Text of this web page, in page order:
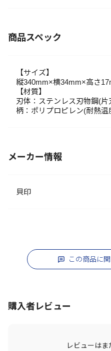
商品スペック
【サイズ】
縦340mm×横34mm×高さ
【材質】
刃体：ステンレス刃物鋼(片
柄：ポリプロピレン(耐熱温
メーカー情報
貝印
この商品に
購入者レビュー
レビューはま